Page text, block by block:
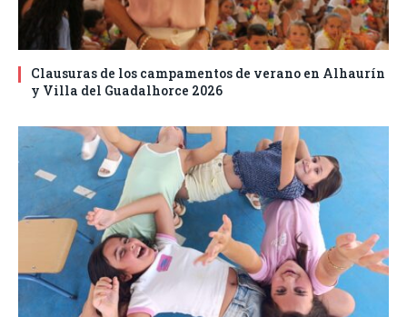
Clausuras de los campamentos de verano en Alhaurín
y Villa del Guadalhorce 2026